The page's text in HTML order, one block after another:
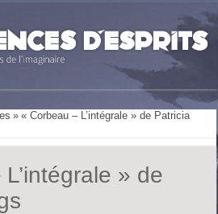
» « Corbeau – L’intégrale » de Patricia
» de